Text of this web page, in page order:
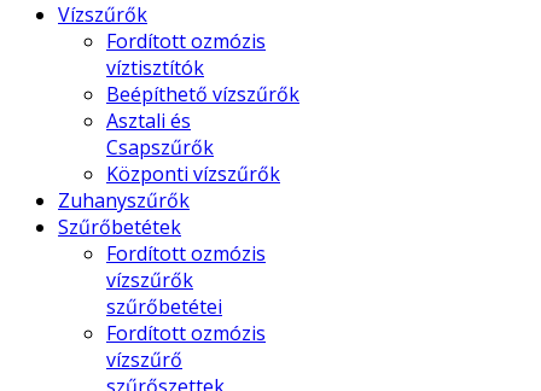
Vízszűrők
Fordított ozmózis
víztisztítók
Beépíthető vízszűrők
Asztali és
Csapszűrők
Központi vízszűrők
Zuhanyszűrők
Szűrőbetétek
Fordított ozmózis
vízszűrők
szűrőbetétei
Fordított ozmózis
vízszűrő